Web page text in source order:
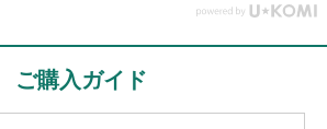
ご購入ガイド